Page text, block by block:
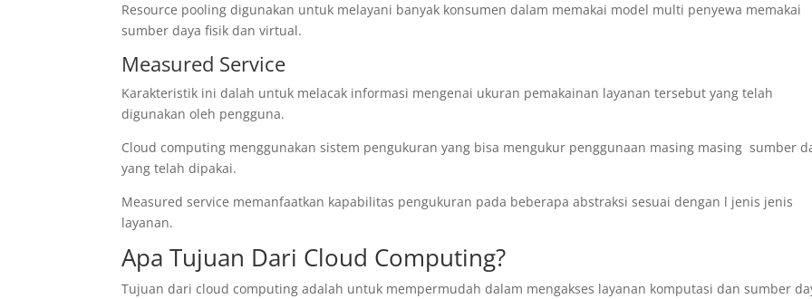
Resource pooling digunakan untuk melayani banyak konsumen dalam memakai model multi penyewa memakai
sumber daya fisik dan virtual.
Measured Service
Karakteristik ini dalah untuk melacak informasi mengenai ukuran pemakainan layanan tersebut yang telah
digunakan oleh pengguna.
Cloud computing menggunakan sistem pengukuran yang bisa mengukur penggunaan masing masing sumber
yang telah dipakai.
Measured service memanfaatkan kapabilitas pengukuran pada beberapa abstraksi sesuai dengan l jenis jenis
layanan.
Apa Tujuan Dari Cloud Computing?
Tujuan dari cloud computing adalah untuk mempermudah dalam mengakses layanan komputasi dan sumber